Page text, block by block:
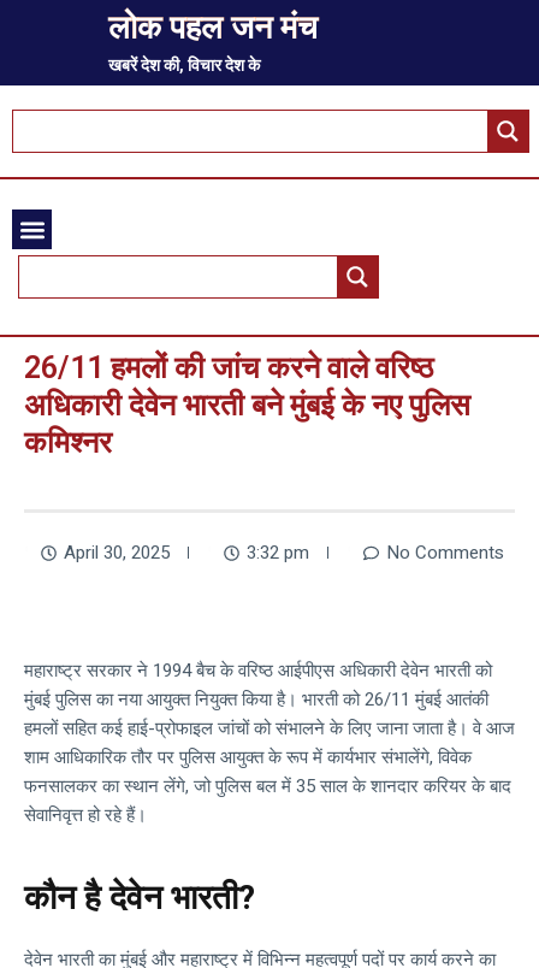
लोक पहल जन मंच
खबरें देश की, विचार देश के
26/11 हमलों की जांच करने वाले वरिष्ठ
अधिकारी देवेन भारती बने मुंबई के नए पुलिस
कमिश्नर
April 30, 2025 3:32 pm No Comments
महाराष्ट्र सरकार ने 1994 बैच के वरिष्ठ आईपीएस अधिकारी देवेन भारती को
मुंबई पुलिस का नया आयुक्त नियुक्त किया है। भारती को 26/11 मुंबई आतंकी
हमलों सहित कई हाई-प्रोफाइल जांचों को संभालने के लिए जाना जाता है। वे आज
शाम आधिकारिक तौर पर पुलिस आयुक्त के रूप में कार्यभार संभालेंगे, विवेक
फनसालकर का स्थान लेंगे, जो पुलिस बल में 35 साल के शानदार करियर के बाद
सेवानिवृत्त हो रहे हैं।
कौन है देवेन भारती?
देवेन भारती का मुंबई और महाराष्ट्र में विभिन्न महत्वपूर्ण पदों पर कार्य करने का